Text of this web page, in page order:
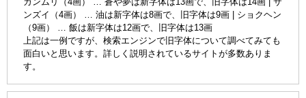
ンズイ（4画） … 油は新字体は8画で、旧字体は9画 | ショクヘン
（9画） … 飯は新字体は12画で、旧字体は13画
上記は一例ですが、検索エンジンで旧字体について調べてみても
面白いと思います。詳しく説明されているサイトが多数ありま
す。